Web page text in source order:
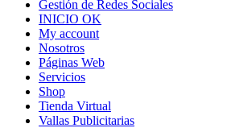
Gestión de Redes Sociales
INICIO OK
My account
Nosotros
Páginas Web
Servicios
Shop
Tienda Virtual
Vallas Publicitarias